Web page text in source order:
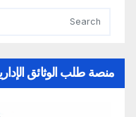
منصة طلب الوثائق الإدارية